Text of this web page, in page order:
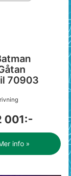
70903
001:-
info »